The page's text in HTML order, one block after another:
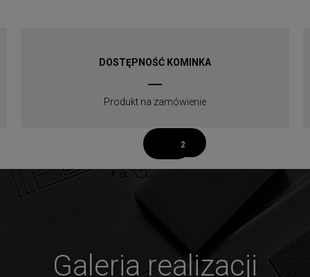
DOSTĘPNOŚĆ KOMINKA
Produkt na zamówienie
2
Galeria realizacji